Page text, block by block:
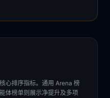
心排序指标。通用 Arena 榜
体榜单则展示净提升及多项